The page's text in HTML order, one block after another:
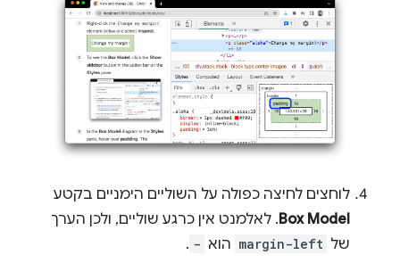
לוחצים לחיצה כפולה על השוליים הימניים בקטע
Box Model. לאלמנט אין כרגע שוליים, ולכן הערך
של margin-left הוא -
.